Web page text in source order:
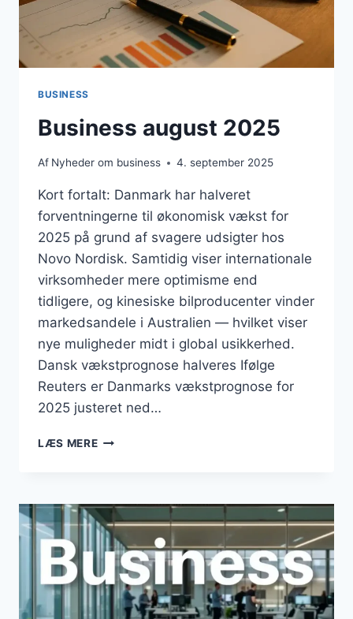
BUSINESS
Business august 2025
Af Nyheder om business 4. september 2025
Kort fortalt: Danmark har halveret
forventningerne til økonomisk vækst for
2025 på grund af svagere udsigter hos
Novo Nordisk. Samtidig viser internationale
virksomheder mere optimisme end
tidligere, og kinesiske bilproducenter vinder
markedsandele i Australien — hvilket viser
nye muligheder midt i global usikkerhed.
Dansk vækstprognose halveres Ifølge
Reuters er Danmarks vækstprognose for
2025 justeret ned…
LÆS MEREBUSINESS